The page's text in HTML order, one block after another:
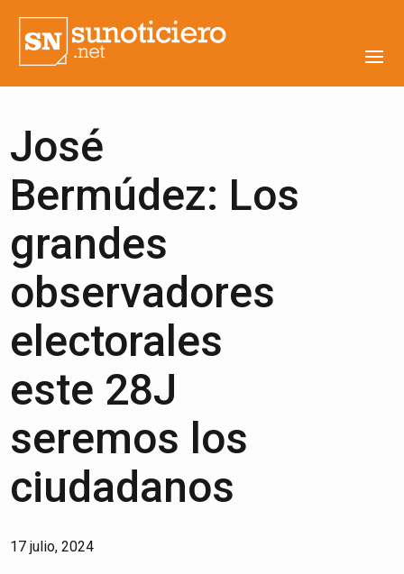
José
Bermúdez: Los
grandes
observadores
electorales
este 28J
seremos los
ciudadanos
17 julio, 2024